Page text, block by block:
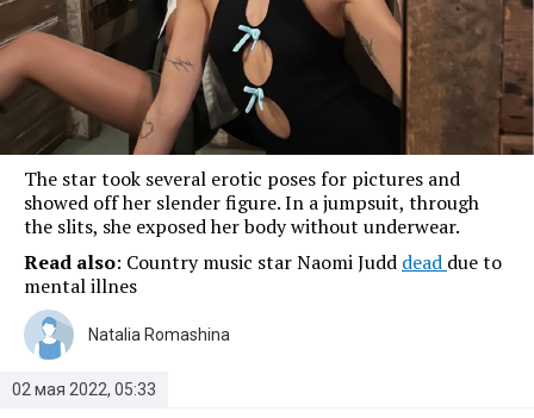
The star took several erotic poses for pictures and
showed off her slender figure. In a jumpsuit, through
the slits, she exposed her body without underwear.
Read also: Country music star Naomi Judd dead due to
mental illnes
02 мая 2022, 05:33
Natalia Romashina